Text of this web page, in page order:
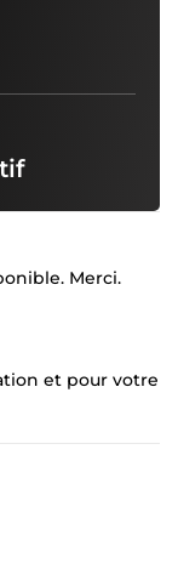
Merci.
et pour votre